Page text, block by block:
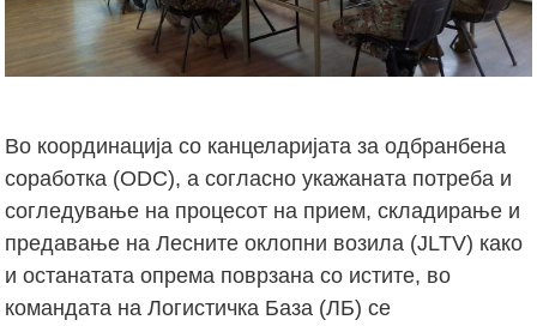
Во координација со канцеларијата за одбранбена
соработка (ODC), а согласно укажаната потреба и
согледување на процесот на прием, складирање и
предавање на Лесните оклопни возила (JLTV) како
и останатата опрема поврзана со истите, во
командата на Логистичка База (ЛБ) се